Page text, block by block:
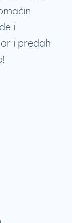
i
i predah